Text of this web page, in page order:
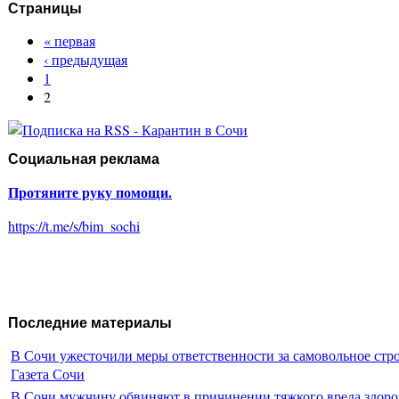
Страницы
« первая
‹ предыдущая
1
2
Социальная реклама
Протяните руку помощи.
https://t.me/s/bim_sochi
Последние материалы
В Сочи ужесточили меры ответственности за самовольное
Газета Сочи